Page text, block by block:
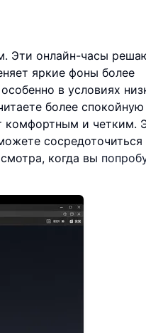
Эти онлайн-часы
яркие фоны более
в условиях
более спокойную
комфортным и четким.
сосредоточиться
когда вы